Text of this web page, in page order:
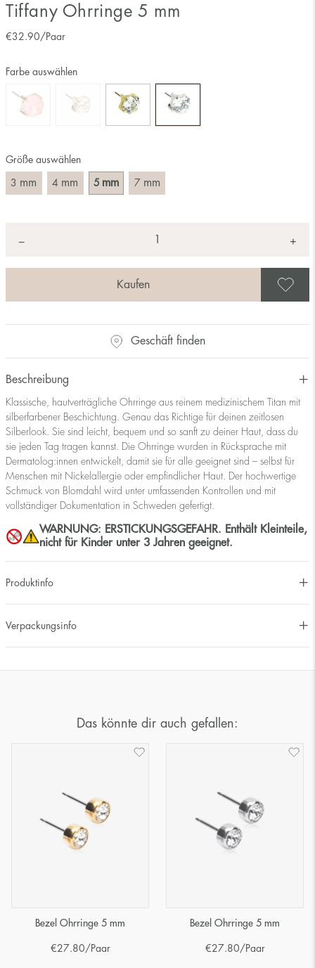
Tiffany Ohrringe 5 mm
€32.90 /Paar
Größe auswählen
3 mm 4 mm 5 mm 7 mm
Farbe auswählen
− +
Geschäft finden
Beschreibung
Klassische, hautverträgliche Ohrringe aus reinem medizinischem Titan mit
silberfarbener Beschichtung. Genau das Richtige für deinen zeitlosen
Silberlook. Sie sind leicht, bequem und so sanft zu deiner Haut, dass du
sie jeden Tag tragen kannst. Die Ohrringe wurden in Rücksprache mit
Dermatolog:innen entwickelt, damit sie für alle geeignet sind – selbst für
Menschen mit Nickelallergie oder empfindlicher Haut. Der hochwertige
Schmuck von Blomdahl wird unter umfassenden Kontrollen und mit
vollständiger Dokumentation in Schweden gefertigt.
WARNUNG: ERSTICKUNGSGEFAHR. Enthält Kleinteile,
nicht für Kinder unter 3 Jahren geeignet.
Produktinfo
Verpackungsinfo
Das könnte dir auch gefallen:
Bezel Ohrringe 5 mm
€27.80/Paar
Bezel Ohrringe 5 mm
€27.80/Paar